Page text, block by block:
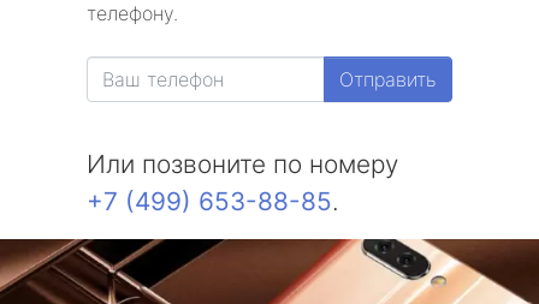
телефону.
Отправить
Или позвоните по номеру
+7 (499) 653-88-85.